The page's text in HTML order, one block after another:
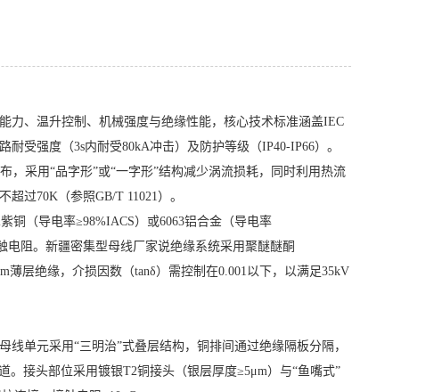
力、温升控制、机械强度与绝缘性能，核心技术标准涵盖IEC
耐受强度（3s内耐受80kA冲击）及防护等级（IP40-IP66）。
，采用“品字形”或“一字形”结构减少涡流损耗，同时利用热流
过70K（参照GB/T 11021）。
铜（导电率≥98%IACS）或6063铝合金（导电率
阻。 新疆密集型母线厂家说绝缘系统采用聚醚醚酮
薄层绝缘，介损因数（tanδ）需控制在0.001以下，以满足35kV
单元采用“三明治”式叠层结构，铜排间通过绝缘隔板分隔，
接头部位采用镀银T2铜接头（银层厚度≥5μm）与“鱼嘴式”